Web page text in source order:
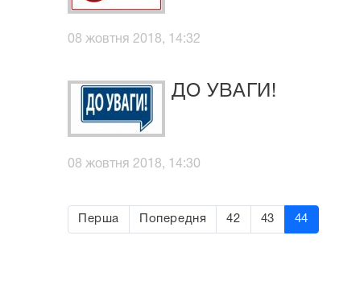
08 жовтня 2018, 14:32
ДО УВАГИ!
08 жовтня 2018, 14:30
Перша Попередня 42 43 44